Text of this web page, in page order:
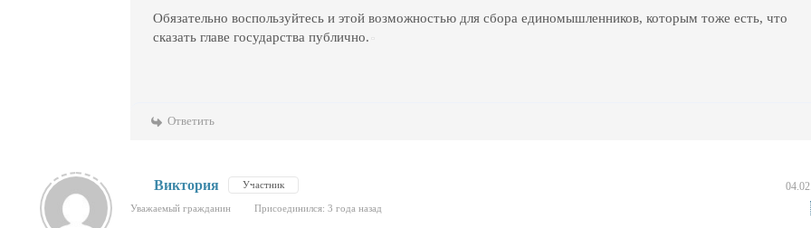
Обязательно воспользуйтесь и этой возможностью для сбора единомышленников, которым тоже есть, что
сказать главе государства публично.
Ответить
Виктория Участник
Уважаемый гражданин Присоединился: 3 года назад